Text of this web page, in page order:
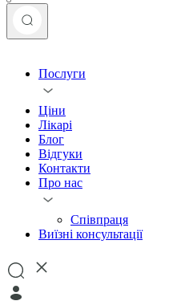
Послуги
Ціни
Лікарі
Блог
Відгуки
Контакти
Про нас
Співпраця
Виїзні консультації